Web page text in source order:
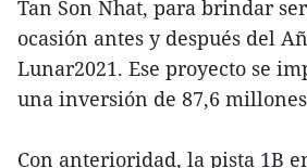
Tan Son Nhat, para brindar
ocasión antes y después del
Lunar2021. Ese proyecto se
una inversión de 87,6
Con anterioridad, la pista 1B